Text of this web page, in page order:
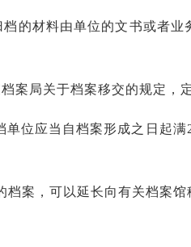
的材料由单位的文书或者
案局关于档案移交的规定，
位应当自档案形成之日起
案，可以延长向有关档案